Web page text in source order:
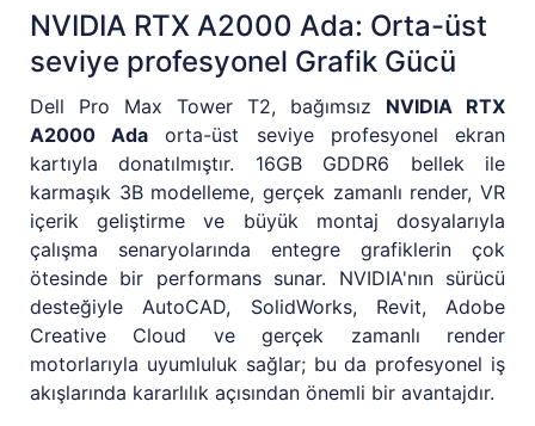
NVIDIA RTX A2000 Ada: Orta-üst
seviye profesyonel Grafik Gücü
Dell Pro Max Tower T2, bağımsız NVIDIA RTX
A2000 Ada orta-üst seviye profesyonel ekran
kartıyla donatılmıştır. 16GB GDDR6 bellek ile
karmaşık 3B modelleme, gerçek zamanlı render, VR
içerik geliştirme ve büyük montaj dosyalarıyla
çalışma senaryolarında entegre grafiklerin çok
ötesinde bir performans sunar. NVIDIA'nın sürücü
desteğiyle AutoCAD, SolidWorks, Revit, Adobe
Creative Cloud ve gerçek zamanlı render
motorlarıyla uyumluluk sağlar; bu da profesyonel iş
akışlarında kararlılık açısından önemli bir avantajdır.